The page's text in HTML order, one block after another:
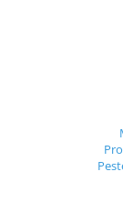
Echipamente